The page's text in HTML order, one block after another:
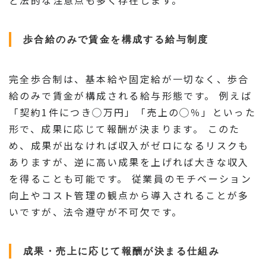
歩合給のみで賃金を構成する給与制度
完全歩合制は、基本給や固定給が一切なく、歩合
給のみで賃金が構成される給与形態です。 例えば
「契約1件につき◯万円」「売上の◯％」といった
形で、成果に応じて報酬が決まります。 このた
め、成果が出なければ収入がゼロになるリスクも
ありますが、逆に高い成果を上げれば大きな収入
を得ることも可能です。 従業員のモチベーション
向上やコスト管理の観点から導入されることが多
いですが、法令遵守が不可欠です。
成果・売上に応じて報酬が決まる仕組み